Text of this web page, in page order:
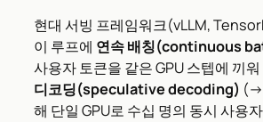
현대 서빙 프레임워크(vLLM,
이 루프에 연속 배칭(continuous
사용자 토큰을 같은 GPU 스텝에 끼
디코딩(speculative decoding) (→
해 단일 GPU로 수십 명의 동시 사용